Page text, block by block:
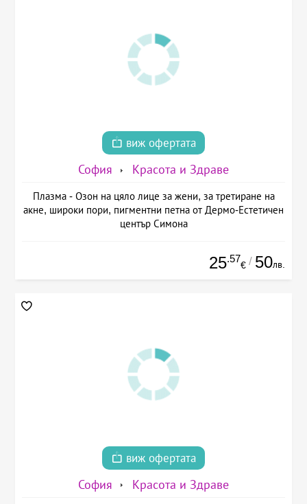
виж офертата
София Красота и Здраве
Плазма - Озон на цяло лице за жени, за третиране на
акне, широки пори, пигментни петна от Дермо-Естетичен
център Симона
25.57
€ / 50лв.
виж офертата
София Красота и Здраве